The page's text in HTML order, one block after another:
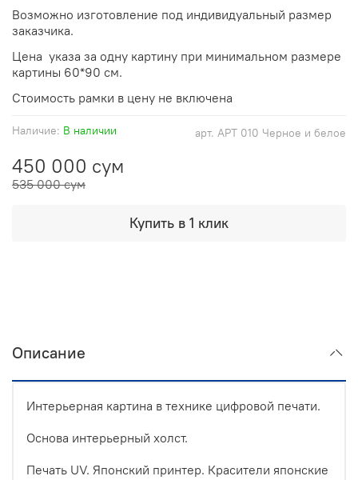
арт. АРТ 010 Черное и белое
Наличие: В наличии
450 000 сум
535 000 сум
Купить в 1 клик
Возможно изготовление под индивидуальный размер
заказчика.
Цена указа за одну картину при минимальном размере
картины 60*90 см.
Стоимость рамки в цену не включена
Описание
Интерьерная картина в технике цифровой печати.
Основа интерьерный холст.
Печать UV. Японский принтер. Красители японские